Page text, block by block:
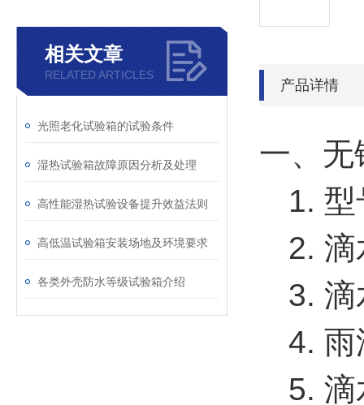
相关文章
RELATED ARTICLES
光照老化试验箱的试验条件
湿热试验箱故障原因分析及处理
高性能湿热试验设备提升效益法则
高低温试验箱安装场地及环境要求
各类外壳防水等级试验箱介绍
产品详情
一、无
1.
2.
3.
4.
5.